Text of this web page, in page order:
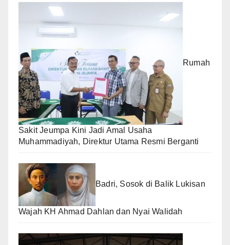
Rumah
Sakit Jeumpa Kini Jadi Amal Usaha
Muhammadiyah, Direktur Utama Resmi Berganti
Badri, Sosok di Balik Lukisan
Wajah KH Ahmad Dahlan dan Nyai Walidah